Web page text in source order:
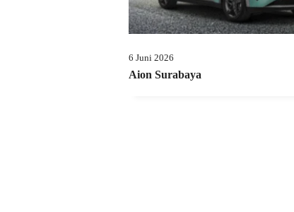
6 Juni 2026
Aion Surabaya